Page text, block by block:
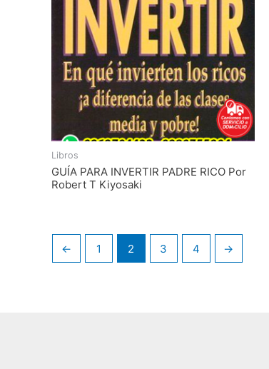
Libros
GUÍA PARA INVERTIR PADRE RICO Por
Robert T Kiyosaki
← 1 2 3 4 →